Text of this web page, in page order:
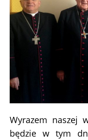
Wyrazem naszej
będzie w tym